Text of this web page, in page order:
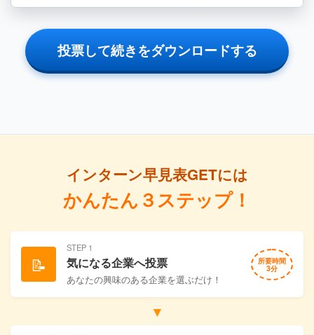
投票して続きをダウンロードする
インターン早見表GETには
かんたん３ステップ！
📝
STEP 1
気になる企業へ投票
あなたの興味のある企業を選ぶだけ！
所要時間
3分
▼